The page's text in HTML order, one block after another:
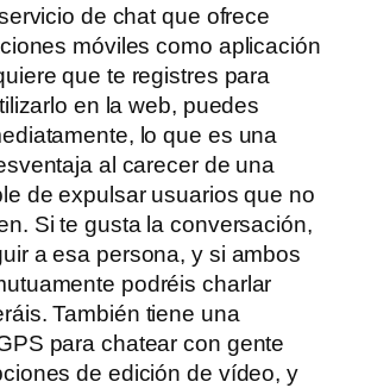
de chat que ofrece
móviles como aplicación
que te registres para
en la web, puedes
lo que es una
al carecer de una
de expulsar usuarios que no
Si te gusta la conversación,
a esa persona, y si ambos
podréis charlar
También tiene una
para chatear con gente
de edición de vídeo, y